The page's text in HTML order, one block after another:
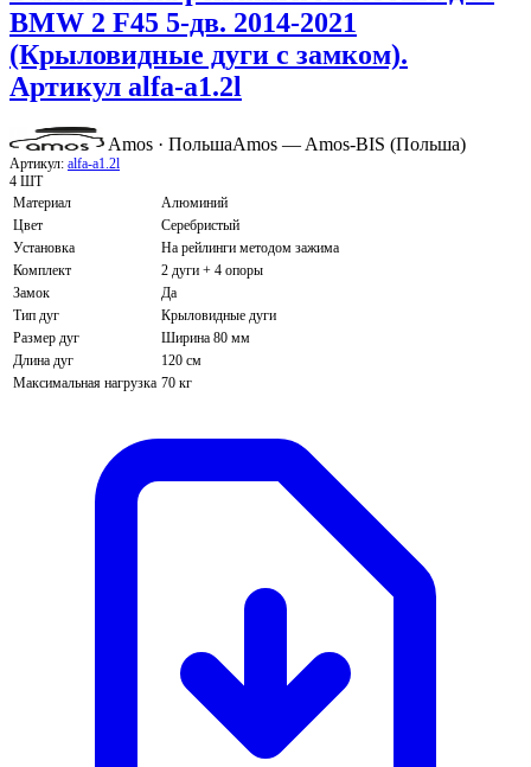
BMW 2 F45 5-дв. 2014-2021
(Крыловидные дуги с замком).
Артикул alfa-a1.2l
Amos · ПольшаAmos — Amos-BIS (Польша)
Артикул: alfa-a1.2l
4 ШТ
Материал
Алюминий
Цвет
Серебристый
Установка
На рейлинги методом зажима
Комплект
2 дуги + 4 опоры
Замок
Да
Тип дуг
Крыловидные дуги
Размер дуг
Ширина 80 мм
Длина дуг
120 см
Максимальная нагрузка 70 кг